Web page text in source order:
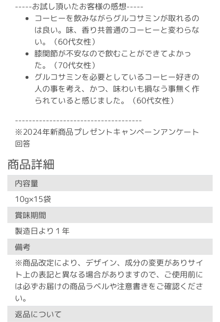
-----お試し頂いたお客様の感想-----
コーヒーを飲みながらグルコサミンが取れるの
は良い。味、香り共普通のコーヒーと変わらな
い。（60代女性）
膝関節が不安なので飲むことができてよかっ
た。（70代女性）
グルコサミンを必要としているコーヒー好きの
人の事を考え、かつ、味わいも損なう事無く作
られていると感じました。（60代女性）
-------------------------------------
※2024年新商品プレゼントキャンペーンアンケート
回答
商品詳細
内容量
10g×15袋
賞味期間
製造日より１年
備考
※商品改定により、デザイン、成分の変更がありサイ
ト上の表記と異なる場合がありますので、ご使用前に
は必ずお届けの商品ラベルや注意書きをご確認くださ
い。
返品について